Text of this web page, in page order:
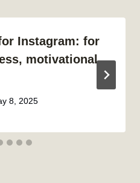
Instagram: for
motivational
8, 2025